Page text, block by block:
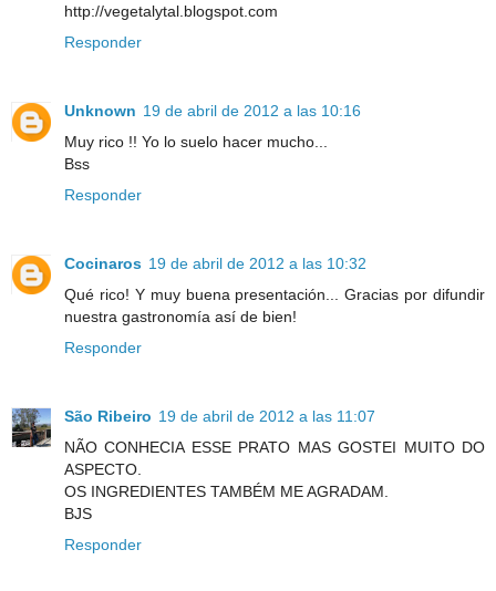
http://vegetalytal.blogspot.com
Responder
Unknown 19 de abril de 2012 a las 10:16
Muy rico !! Yo lo suelo hacer mucho...
Bss
Responder
Cocinaros 19 de abril de 2012 a las 10:32
Qué rico! Y muy buena presentación... Gracias por difundir
nuestra gastronomía así de bien!
Responder
São Ribeiro 19 de abril de 2012 a las 11:07
NÃO CONHECIA ESSE PRATO MAS GOSTEI MUITO DO
ASPECTO.
OS INGREDIENTES TAMBÉM ME AGRADAM.
BJS
Responder